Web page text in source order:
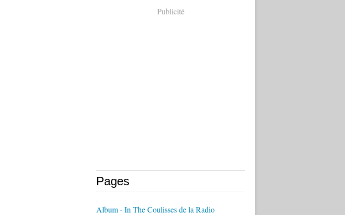
Publicité
Pages
Album - In The Coulisses de la Radio